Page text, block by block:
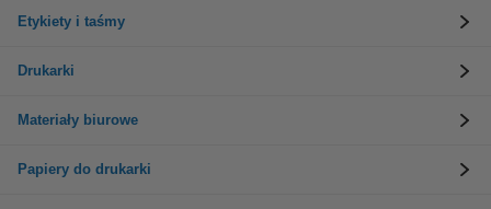
Etykiety i taśmy
Drukarki
Materiały biurowe
Papiery do drukarki